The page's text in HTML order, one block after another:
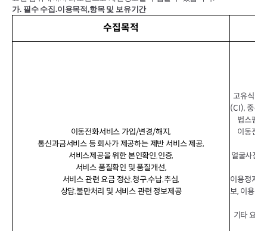
가. 필수 수집 .이용목적,항목 및 보유기간
수집목적
이동전화서비스 가입/변경/해지,
통신과금서비스 등 회사가 제공하는 제반 서비스 제공,
서비스제공을 위한 본인확인.인증,
서비스 품질확인 및 품질개선,
서비스 관련 요금 정산.청구.수납.추심,
상담.불만처리 및 서비스 관련 정보제공
고유식별
(CI), 중복
법스팸,
이동전
얼굴사진(
이용정지
보, 이용컨
기타 요금